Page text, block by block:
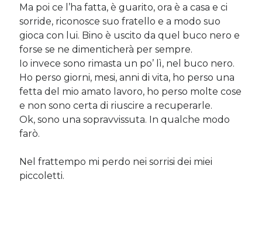
Guyasu Del 2023 e di come la mia famiglia sta affrontando la
sclerosi multipla
Cerca nel blog
Cerca
Archivi
Archivi
Ma poi ce l’ha fatta, è guarito, ora è a casa e ci
sorride, riconosce suo fratello e a modo suo
gioca con lui. Bino è uscito da quel buco nero e
forse se ne dimenticherà per sempre.
Io invece sono rimasta un po’ lì, nel buco nero.
Ho perso giorni, mesi, anni di vita, ho perso una
fetta del mio amato lavoro, ho perso molte cose
e non sono certa di riuscire a recuperarle.
Ok, sono una sopravvissuta. In qualche modo
farò.
Nel frattempo mi perdo nei sorrisi dei miei
piccoletti.